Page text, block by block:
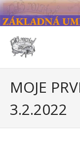
Skip
to
content
MOJE
3.2.2022